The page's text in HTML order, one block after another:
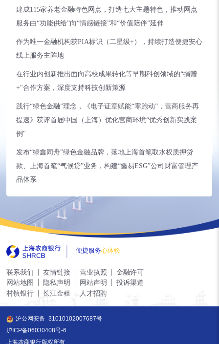
建成115家养老金融特色网点，打造七大主题特色，推动网点
服务由“功能供给”向“情感链接”和“价值陪伴”延伸
作为唯一金融机构获PIA标识（二星级+），持续打造便捷安心
线上服务主阵地
在行业内创新推出面向高校成果转化等早期科创领域的“捐赠
+"合作方案，深度支持科技创新策源
践行“绿色金融”理念，《电子证章赋能“零跑动”，营商服务再
提速》获评首届中国（上海）优化营商环境“优秀创新实践案
例"
发布“绿鑫同舟”绿色金融品牌，落地上海首笔取水权质押贷
款、上海首笔“气候贷”业务，构建“鑫易ESG”公司财富管理产
品体系
便捷服务心体验
联系我们 友情链接 营业执照
金融许可
网站地图
隐私声明 网站声明
投诉渠道
村镇银行
长江金租 人才招聘
沪公网安备 31010102007687号
沪ICP备06030408号-6
上海农商银行版权所有